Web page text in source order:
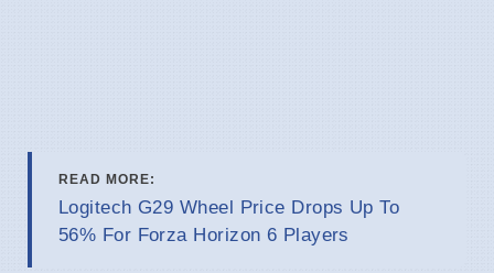
READ MORE:
Logitech G29 Wheel Price Drops Up To
56% For Forza Horizon 6 Players